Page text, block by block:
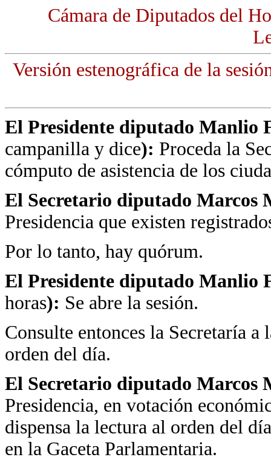
Cámara de Diputados del
Versión estenográfica de la
El Presidente diputado Manlio
campanilla y dice): Proceda la
cómputo de asistencia de los
El Secretario diputado Marcos
Presidencia que existen
Por lo tanto, hay quórum.
El Presidente diputado Manlio
horas): Se abre la sesión.
Consulte entonces la Secretaría a
orden del día.
El Secretario diputado Marcos
Presidencia, en votación
dispensa la lectura al orden del
en la Gaceta Parlamentaria.